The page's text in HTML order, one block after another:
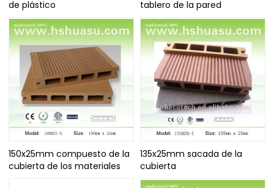
de plástico tablero de la pared
150x25mm compuesto de la
cubierta de los materiales
135x25mm sacada de la
cubierta